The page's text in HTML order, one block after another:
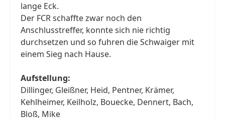
lange Eck.
Der FCR schaffte zwar noch den
Anschlusstreffer, konnte sich nie richtig
durchsetzen und so fuhren die Schwaiger mit
einem Sieg nach Hause.
Aufstellung:
Dillinger, Gleißner, Heid, Pentner, Krämer,
Kehlheimer, Keilholz, Bouecke, Dennert, Bach,
Bloß, Mike